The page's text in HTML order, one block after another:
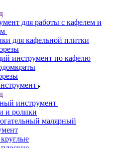
для работы с кафелем и
для кафельной плитки
инструмент по кафелю
инструмент
и ролики
малярный